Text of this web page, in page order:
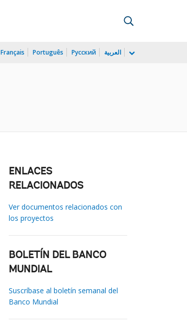
Français Português Русский العربية
ENLACES
RELACIONADOS
Ver documentos relacionados con
los proyectos
BOLETÍN DEL BANCO
MUNDIAL
Suscríbase al boletín semanal del
Banco Mundial